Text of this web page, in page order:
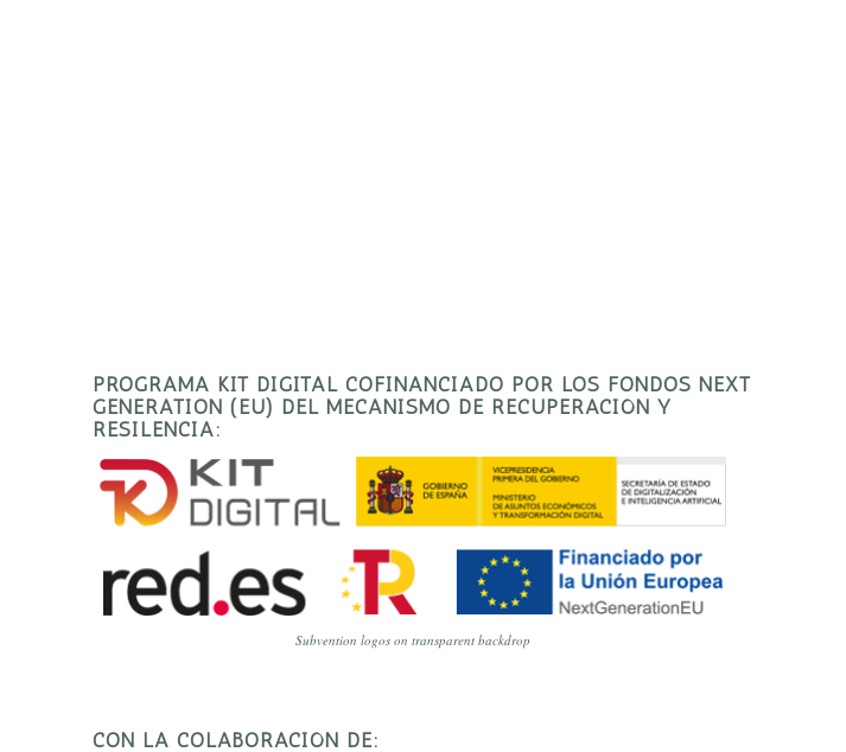
PROGRAMA KIT DIGITAL COFINANCIADO POR LOS FONDOS NEXT
GENERATION (EU) DEL MECANISMO DE RECUPERACIÓN Y
RESILENCIA:
Subvention logos on transparent backdrop
CON LA COLABORACIÓN DE: